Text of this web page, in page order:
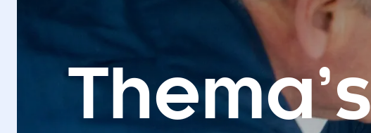
Thema’s